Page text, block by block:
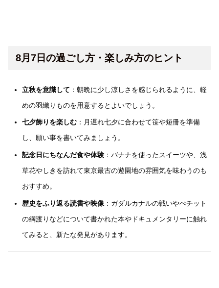
8月7日の過ごし方・楽しみ方のヒント
立秋を意識して ：朝晩に少し涼しさを感じられるように、軽
めの羽織りものを用意するとよいでしょう。
七夕飾りを楽しむ：月遅れ七夕に合わせて笹や短冊を準備
し、願い事を書いてみましょう。
記念日にちなんだ食や体験：バナナを使ったスイーツや、浅
草花やしきを訪れて東京最古の遊園地の雰囲気を味わうのも
おすすめ。
歴史をふり返る読書や映像 ：ガダルカナルの戦いやぺチット
の綱渡りなどについて書かれた本やドキュメンタリーに触れ
てみると、新たな発見があります。